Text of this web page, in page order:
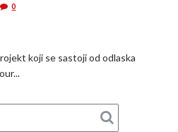
0
koji se sastoji od odlaska